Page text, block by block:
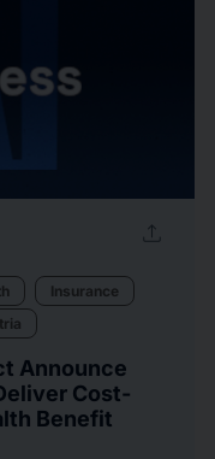
upload
Insurance
Announce
Cost-
Benefit